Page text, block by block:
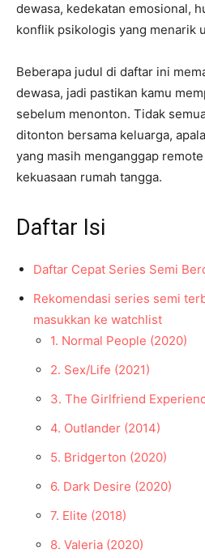
dewasa, kedekatan emosional,
konflik psikologis yang menarik
Beberapa judul di daftar ini
dewasa, jadi pastikan kamu
sebelum menonton. Tidak
ditonton bersama keluarga,
yang masih menganggap
kekuasaan rumah tangga.
Daftar Isi
Daftar Cepat Series Semi
Rekomendasi series semi
masukkan ke watchlist
1. Normal People (2020)
2. Sex/Life (2021)
3. The Girlfriend
4. Outlander (2014)
5. Bridgerton (2020)
6. Dark Desire (2020)
7. Elite (2018)
8. Valeria (2020)